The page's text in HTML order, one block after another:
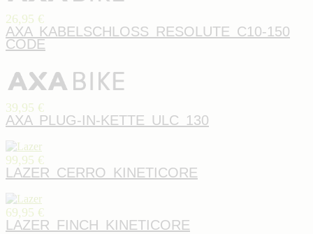
26,95 €
AXA KABELSCHLOSS RESOLUTE C10-150
CODE
39,95 €
AXA PLUG-IN-KETTE ULC 130
99,95 €
LAZER CERRO KINETICORE
69,95 €
LAZER FINCH KINETICORE